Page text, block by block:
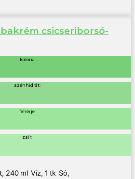
csicseriborsó-
kalória
szénhidrát:
fehérje
zsír:
, 240 ml Víz, 1 tk Só,